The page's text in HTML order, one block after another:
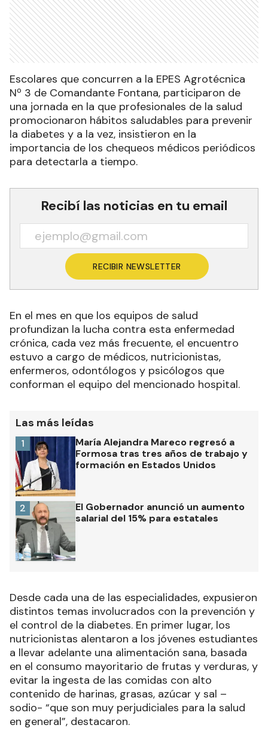
Escolares que concurren a la EPES Agrotécnica
Nº 3 de Comandante Fontana, participaron de
una jornada en la que profesionales de la salud
promocionaron hábitos saludables para prevenir
la diabetes y a la vez, insistieron en la
importancia de los chequeos médicos periódicos
para detectarla a tiempo.
Recibí las noticias en tu email
RECIBIR NEWSLETTER
En el mes en que los equipos de salud
profundizan la lucha contra esta enfermedad
crónica, cada vez más frecuente, el encuentro
estuvo a cargo de médicos, nutricionistas,
enfermeros, odontólogos y psicólogos que
conforman el equipo del mencionado hospital.
Las más leídas
María Alejandra Mareco regresó a
Formosa tras tres años de trabajo y
formación en Estados Unidos
1
El Gobernador anunció un aumento
salarial del 15% para estatales
2
Desde cada una de las especialidades, expusieron
distintos temas involucrados con la prevención y
el control de la diabetes. En primer lugar, los
nutricionistas alentaron a los jóvenes estudiantes
a llevar adelante una alimentación sana, basada
en el consumo mayoritario de frutas y verduras, y
evitar la ingesta de las comidas con alto
contenido de harinas, grasas, azúcar y sal –
sodio- “que son muy perjudiciales para la salud
en general”, destacaron.